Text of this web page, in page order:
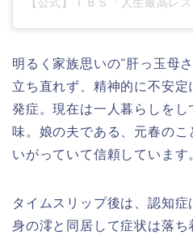
明るく家族思いの“肝っ玉母
立ち直れず、精神的に不安
発症。現在は一人暮らしを
味。娘の夫である、元春の
いがっていて信頼しています
タイムスリップ後は、認知
身の澪と同居して症状は落